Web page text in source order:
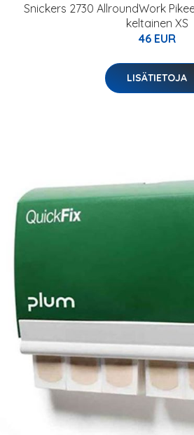
Snickers 2730 AllroundWork
keltainen XS
46 EUR
LISÄTIETOJA